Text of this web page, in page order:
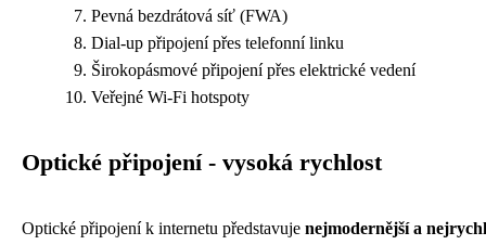
Pevná bezdrátová síť (FWA)
Dial-up připojení přes telefonní linku
Širokopásmové připojení přes elektrické vedení
Veřejné Wi-Fi hotspoty
Optické připojení - vysoká rychlost
Optické připojení k internetu představuje nejmodernější a